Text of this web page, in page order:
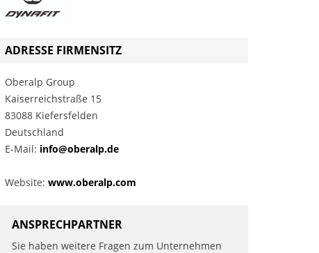
ADRESSE FIRMENSITZ
Oberalp Group
Kaiserreichstraße 15
83088 Kiefersfelden
Deutschland
E-Mail: info@oberalp.de
Website: www.oberalp.com
ANSPRECHPARTNER
Sie haben weitere Fragen zum Unternehmen